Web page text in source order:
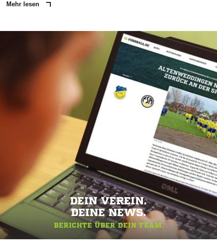
Mehr lesen
DEIN VEREIN.
DEINE NEWS.
BERICHTE ÜBER DEIN TEAM.